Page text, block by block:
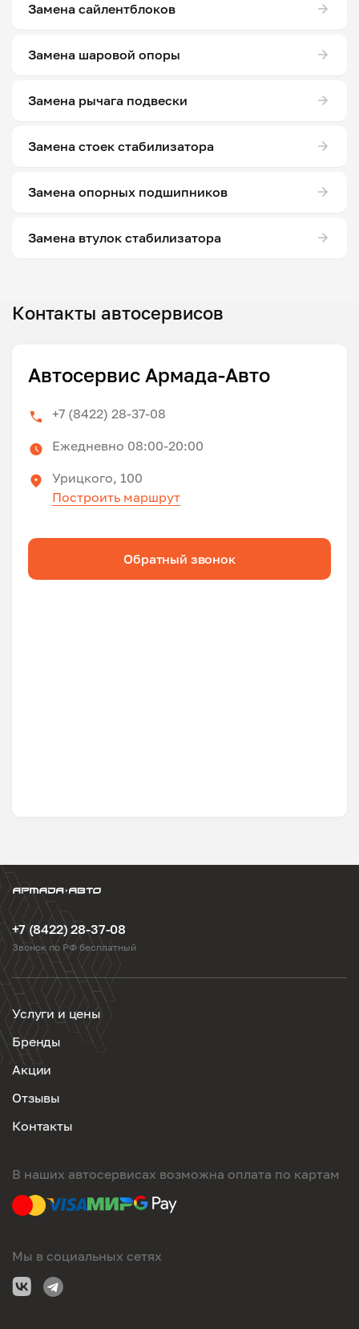
Замена сайлентблоков
Замена шаровой опоры
Замена рычага подвески
Замена стоек стабилизатора
Замена опорных подшипников
Замена втулок стабилизатора
Контакты автосервисов
Автосервис Армада-Авто
+7 (8422) 28-37-08
Ежедневно 08:00-20:00
Урицкого, 100
Построить маршрут
Обратный звонок
+7 (8422) 28-37-08
Звонок по РФ бесплатный
Услуги и цены
Бренды
Акции
Отзывы
Контакты
В наших автосервисах возможна оплата по картам
Мы в социальных сетях